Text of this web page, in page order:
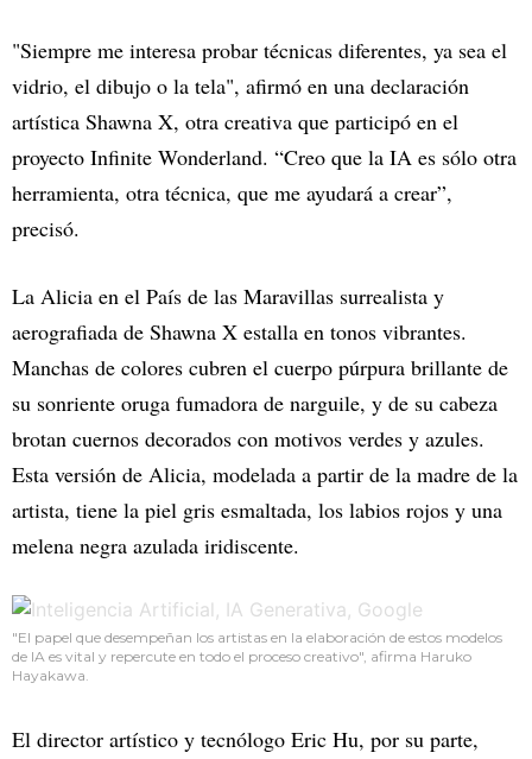
"Siempre me interesa probar técnicas diferentes, ya sea el
vidrio, el dibujo o la tela", afirmó en una declaración
artística Shawna X, otra creativa que participó en el
proyecto Infinite Wonderland. “Creo que la IA es sólo otra
herramienta, otra técnica, que me ayudará a crear”,
precisó.
La Alicia en el País de las Maravillas surrealista y
aerografiada de Shawna X estalla en tonos vibrantes.
Manchas de colores cubren el cuerpo púrpura brillante de
su sonriente oruga fumadora de narguile, y de su cabeza
brotan cuernos decorados con motivos verdes y azules.
Esta versión de Alicia, modelada a partir de la madre de la
artista, tiene la piel gris esmaltada, los labios rojos y una
melena negra azulada iridiscente.
"El papel que desempeñan los artistas en la elaboración de estos modelos
de IA es vital y repercute en todo el proceso creativo", afirma Haruko
Hayakawa.
El director artístico y tecnólogo Eric Hu, por su parte,